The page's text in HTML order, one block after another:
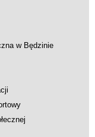
w Będzinie